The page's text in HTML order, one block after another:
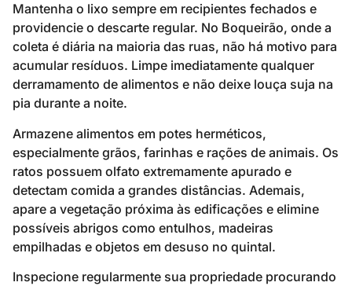
Mantenha o lixo sempre em recipientes fechados e
providencie o descarte regular. No Boqueirão, onde a
coleta é diária na maioria das ruas, não há motivo para
acumular resíduos. Limpe imediatamente qualquer
derramamento de alimentos e não deixe louça suja na
pia durante a noite.
Armazene alimentos em potes herméticos,
especialmente grãos, farinhas e rações de animais. Os
ratos possuem olfato extremamente apurado e
detectam comida a grandes distâncias. Ademais,
apare a vegetação próxima às edificações e elimine
possíveis abrigos como entulhos, madeiras
empilhadas e objetos em desuso no quintal.
Inspecione regularmente sua propriedade procurando